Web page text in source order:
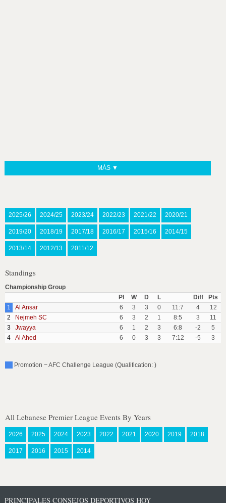
MÁS ▼
2025/26 2024/25 2023/24 2022/23 2021/22 2020/21
2019/20 2018/19 2017/18 2016/17 2015/16 2014/15
2013/14 2012/13 2011/12
Standings
Championship Group
Pl
W D L Diff
Pts
1
Al Ansar 6 3 3 0 11:7 4
12
2
Nejmeh SC 6 3 2 1 8:5 3
11
3
Jwayya 6 1 2 3 6:8 -2
5
4
Al Ahed 6 0 3 3 7:12 -5 3
Promotion ~ AFC Challenge League (Qualification: )
All Lebanese Premier League Events By Years
2026 2025 2024 2023 2022 2021 2020 2019 2018
2017 2016 2015 2014
PRINCIPALES CONSEJOS DEPORTIVOS HOY